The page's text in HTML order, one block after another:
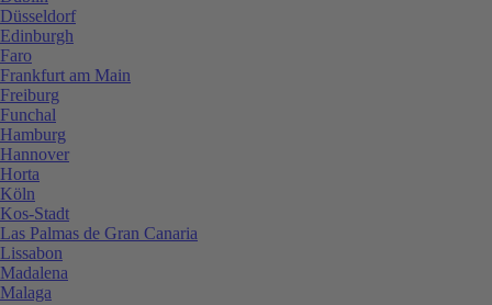
Düsseldorf
Edinburgh
Faro
Frankfurt am Main
Freiburg
Funchal
Hamburg
Hannover
Horta
Köln
Kos-Stadt
Las Palmas de Gran Canaria
Lissabon
Madalena
Malaga